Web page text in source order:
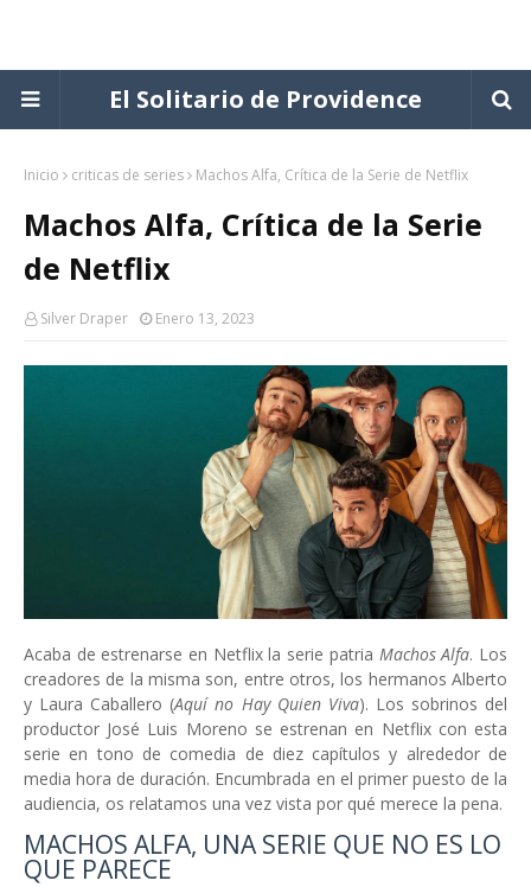
El Solitario de Providence
Inicio criticas de series Machos Alfa, Crítica de la Serie de Netflix
Machos Alfa, Crítica de la Serie
de Netflix
Silver Draper Enero 13, 2023
Acaba de estrenarse en Netflix la serie patria Machos Alfa. Los
creadores de la misma son, entre otros, los hermanos Alberto
y Laura Caballero (Aquí no Hay Quien Viva). Los sobrinos del
productor José Luis Moreno se estrenan en Netflix con esta
serie en tono de comedia de diez capítulos y alrededor de
media hora de duración. Encumbrada en el primer puesto de la
audiencia, os relatamos una vez vista por qué merece la pena.
MACHOS ALFA, UNA SERIE QUE NO ES LO
QUE PARECE